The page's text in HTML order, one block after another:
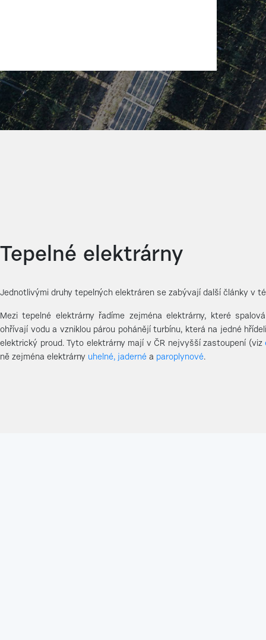
Tepelné elektrárny
Jednotlivými druhy tepelných elektráren se zabývají další články v
Mezi tepelné elektrárny řadíme zejména elektrárny, které
ohřívají vodu a vzniklou párou pohánějí turbínu, která na jedné
elektrický proud. Tyto elektrárny mají v ČR nejvyšší zastoupení (viz
ně zejména elektrárny uhelné, jaderné a paroplynové.